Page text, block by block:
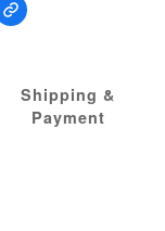
Shipping &
Payment